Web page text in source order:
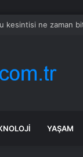
kesintisi ne zaman
YAŞAM